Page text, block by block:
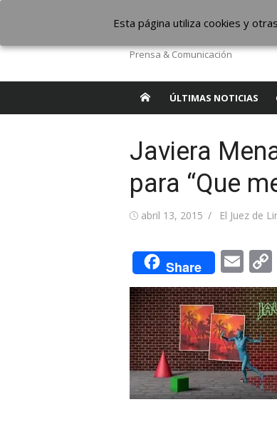
contenido
The
Prensa & Comunicación
ÚLTIMAS NOTICIAS
Javiera
para “Que
Publicada
abril 13, 2015 Autor
El Juez de
Share
Esta página utiliza cookies y